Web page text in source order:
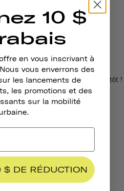
actuellement. Revenez bientôt !
En Contact
10 $
en vous inscrivant à
vous enverrons des
les lancements de
les promotions et des
sur la mobilité
$ DE RÉDUCTION